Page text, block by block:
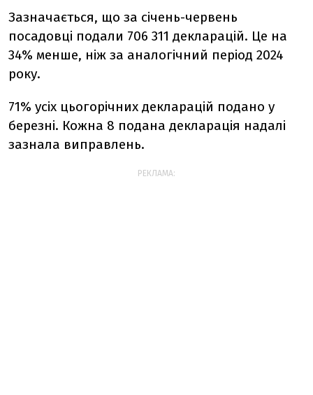
Зазначається, що за січень-червень
посадовці подали 706 311 декларацій. Це на
34% менше, ніж за аналогічний період 2024
року.
71% усіх цьогорічних декларацій подано у
березні. Кожна 8 подана декларація надалі
зазнала виправлень.
РЕКЛАМА: